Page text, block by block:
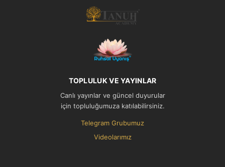
TOPLULUK VE YAYINLAR
Canlı yayınlar ve güncel duyurular
için topluluğumuza katılabilirsiniz.
Telegram Grubumuz
Videolarımız